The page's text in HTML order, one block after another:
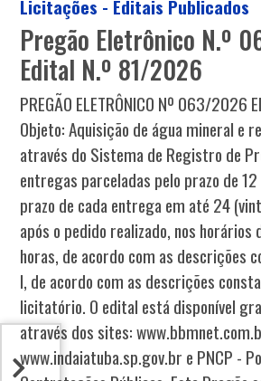
Licitações - Editais Publicados
Pregão Eletrônico N.º
Edital N.º 81/2026
PREGÃO ELETRÔNICO Nº 063/2026
Objeto: Aquisição de água mineral e
através do Sistema de Registro de
entregas parceladas pelo prazo de
prazo de cada entrega em até 24
após o pedido realizado, nos
horas, de acordo com as descrições
I, de acordo com as descrições
licitatório. O edital está disponível
através dos sites:
www.indaiatuba.sp.gov.br e PNCP -